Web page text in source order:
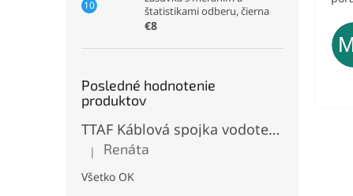
štatistikami odberu, čierna
€8
Posledné hodnotenie
produktov
TTAF Káblová spojka vodotesná IP68, Typu "T" , 3 pinová, 20A, 2,5mm², M20
Hodnotenie produktu je 5 z 5 hviezdičiek.
| Renáta
Všetko OK